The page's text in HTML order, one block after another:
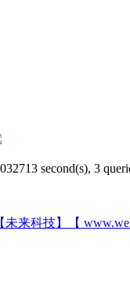
second(s), 3
未来科技】【